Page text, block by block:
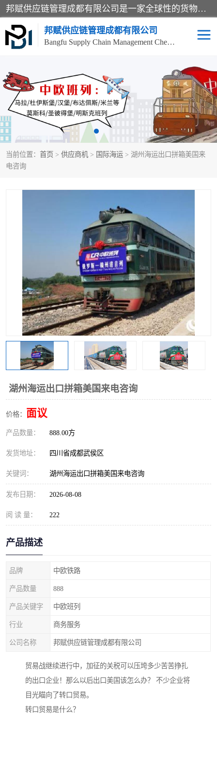
邦赋供应链管理成都有限公司是一家全球性的货物运输代理公司，主要从事：波兰中欧班列、德国中欧班列、出口莫斯科班列、中欧班列进口、蓉欧铁路、成都出口空运等业务，同时亦提供报关、报检、仓储、码头操作等服务。
邦赋供应链管理成都有限公司
Bangfu Supply Chain Management Chengdu Co.,LTD
当前位置： 首页 > 供应商机 > 国际海运 > 湖州海运出口拼箱美国来
电咨询
湖州海运出口拼箱美国来电咨询
价格： 面议
产品数量： 888.00方
发货地址： 四川省成都武侯区
关键词： 湖州海运出口拼箱美国来电咨询
发布日期： 2026-08-08
阅 读 量： 222
产品描述
品牌 中欧铁路
产品数量 888
产品关键字 中欧班列
行业 商务服务
公司名称 邦赋供应链管理成都有限公司
贸易战继续进行中，加征的关税可以压垮多少苦苦挣扎
的出口企业！那么以后出口美国该怎么办？ 不少企业将
目光瞄向了转口贸易。
转口贸易是什么？
进出口门到门 成都中欧班列
国际汽运 国际空运
食品进口物流清关 南美海运
中欧班列进口红酒啤酒
蓉欧班列进口机械设备 马来西亚物流
东南亚铁路 铁路出口拼箱/整柜
中俄班列莫斯科